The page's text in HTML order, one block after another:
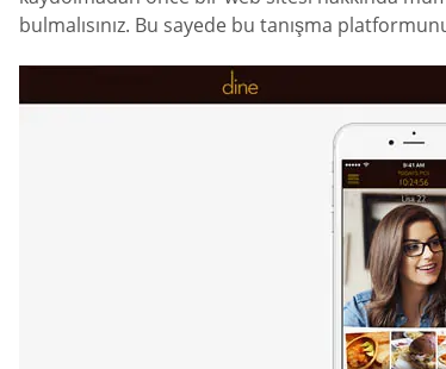
bulmalısınız. Bu sayede bu tanışma